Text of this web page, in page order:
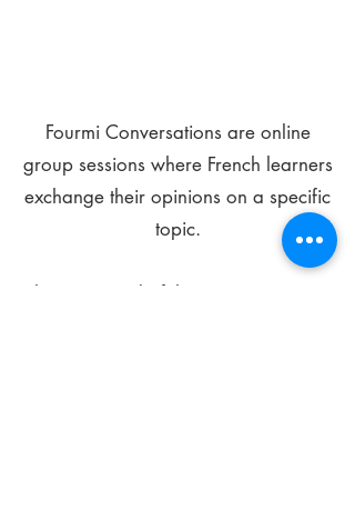
Fourmi Conversations are online
group sessions where French learners
exchange their opinions on a specific
topic.
The main goal of these meetings is to